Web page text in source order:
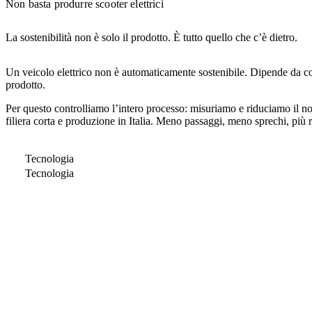
Non basta produrre scooter elettrici
La sostenibilità non è solo il prodotto. È tutto quello che c’è dietro.
Un veicolo elettrico non è automaticamente sostenibile. Dipende da
prodotto.
Per questo controlliamo l’intero processo: misuriamo e riduciamo il
filiera corta e produzione in Italia. Meno passaggi, meno sprechi, più
Tecnologia
Tecnologia